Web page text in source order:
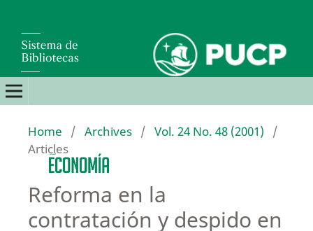
Home / Archives / Vol. 24 No. 48 (2001)
/
Articles
Reforma en la
contratación y despido en